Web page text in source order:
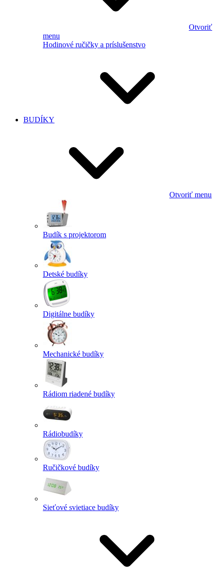
Otvoriť
menu
Hodinové ručičky a príslušenstvo
BUDÍKY
Otvoriť menu
Budík s projektorom
Detské budíky
Digitálne budíky
Mechanické budíky
Rádiom riadené budíky
Rádiobudíky
Ručičkové budíky
Sieťové svietiace budíky